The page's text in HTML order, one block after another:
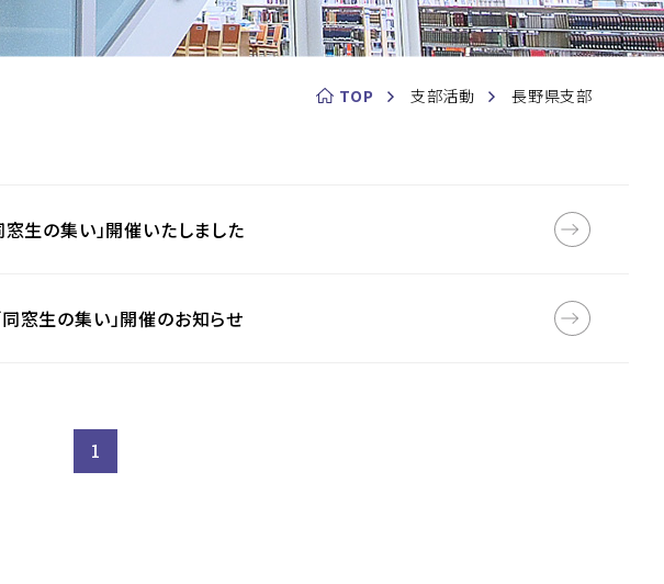
TOP 支部活動 長野県支部
生の集い」開催いたしました
窓生の集い」開催のお知らせ
1